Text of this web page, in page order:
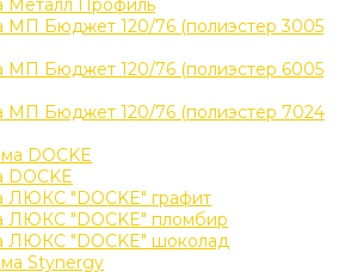
Металл Профиль
МП Бюджет 120/76 (полиэстер 3005
МП Бюджет 120/76 (полиэстер 6005
МП Бюджет 120/76 (полиэстер 7024
DOCKE
ЛЮКС "DOCKE" графит
ЛЮКС "DOCKE" пломбир
ЛЮКС "DOCKE" шоколад